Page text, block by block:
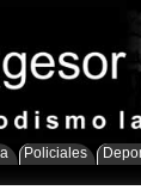
Policiales